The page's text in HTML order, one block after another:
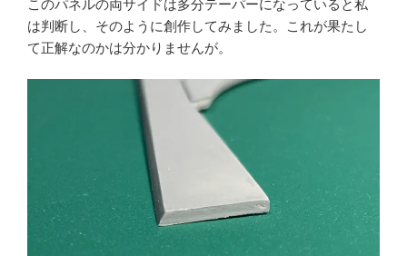
このパネルの両サイドは多分テーパーになっていると私
は判断し、そのように創作してみました。これが果たし
て正解なのかは分かりませんが。